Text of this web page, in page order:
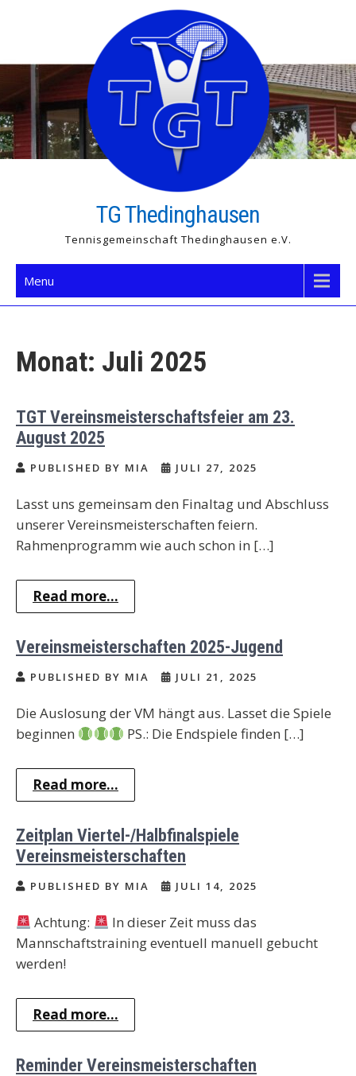
TG Thedinghausen
Tennisgemeinschaft Thedinghausen e.V.
Menu
Monat: Juli 2025
TGT Vereinsmeisterschaftsfeier am 23.
August 2025
PUBLISHED BY MIA JULI 27, 2025
Lasst uns gemeinsam den Finaltag und Abschluss
unserer Vereinsmeisterschaften feiern.
Rahmenprogramm wie auch schon in […]
Read more...
Vereinsmeisterschaften 2025-Jugend
PUBLISHED BY MIA JULI 21, 2025
Die Auslosung der VM hängt aus. Lasset die Spiele
beginnen
PS.: Die Endspiele finden […]
Read more...
Zeitplan Viertel-/Halbfinalspiele
Vereinsmeisterschaften
PUBLISHED BY MIA JULI 14, 2025
Achtung:
In dieser Zeit muss das
Mannschaftstraining eventuell manuell gebucht
werden!
Read more...
Reminder Vereinsmeisterschaften